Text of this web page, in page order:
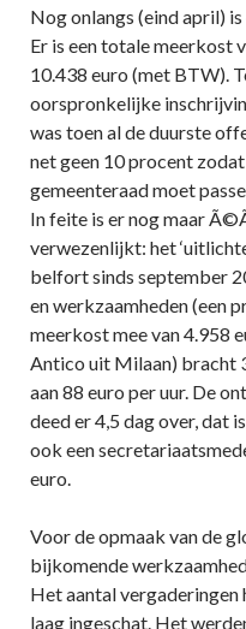
Nog onlangs (eind april)
Er is een totale meerkost
10.438 euro (met BTW).
oorspronkelijke
was toen al de duurste
net geen 10 procent
gemeenteraad moet
In feite is er nog maar
verwezenlijkt: het
belfort sinds september
en werkzaamheden (een
meerkost mee van 4.958
Antico uit Milaan) bracht
aan 88 euro per uur. De
deed er 4,5 dag over, dat
ook een
euro.
Voor de opmaak van de
bijkomende
Het aantal vergaderingen
laag ingeschat. Het